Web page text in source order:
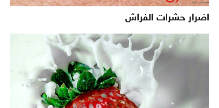
اضرار حشرات الفراش